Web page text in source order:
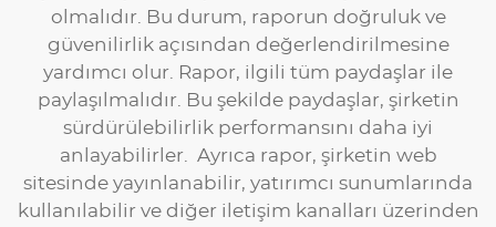
olmalıdır. Bu durum, raporun doğruluk ve
güvenilirlik açısından değerlendirilmesine
yardımcı olur. Rapor, ilgili tüm paydaşlar ile
paylaşılmalıdır. Bu şekilde paydaşlar, şirketin
sürdürülebilirlik performansını daha iyi
anlayabilirler. Ayrıca rapor, şirketin web
sitesinde yayınlanabilir, yatırımcı sunumlarında
kullanılabilir ve diğer iletişim kanalları üzerinden